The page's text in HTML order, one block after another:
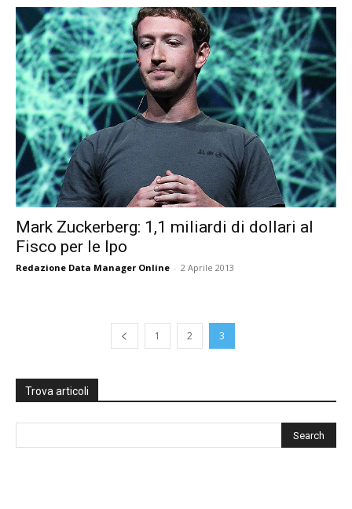
Mark Zuckerberg: 1,1 miliardi di dollari al
Fisco per le Ipo
Redazione Data Manager Online - 2 Aprile 2013
1 2 3
Trova articoli